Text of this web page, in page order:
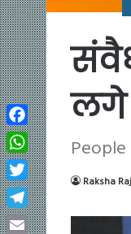
लगे
Raksha
Facebook
WhatsApp
Twitter
Telegram